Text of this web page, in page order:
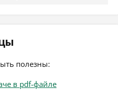
полезны:
в pdf-файле